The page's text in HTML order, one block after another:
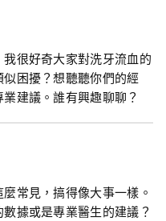
很好奇大家對洗牙流血的
困擾？想聽聽你們的經
建議。誰有興趣聊聊？
常見，搞得像大事一樣。
據或是專業醫生的建議？